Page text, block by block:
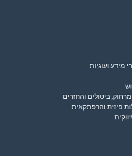
מידע ועוגיות
ביטולים והחזרים
פיזית והרפתקאית